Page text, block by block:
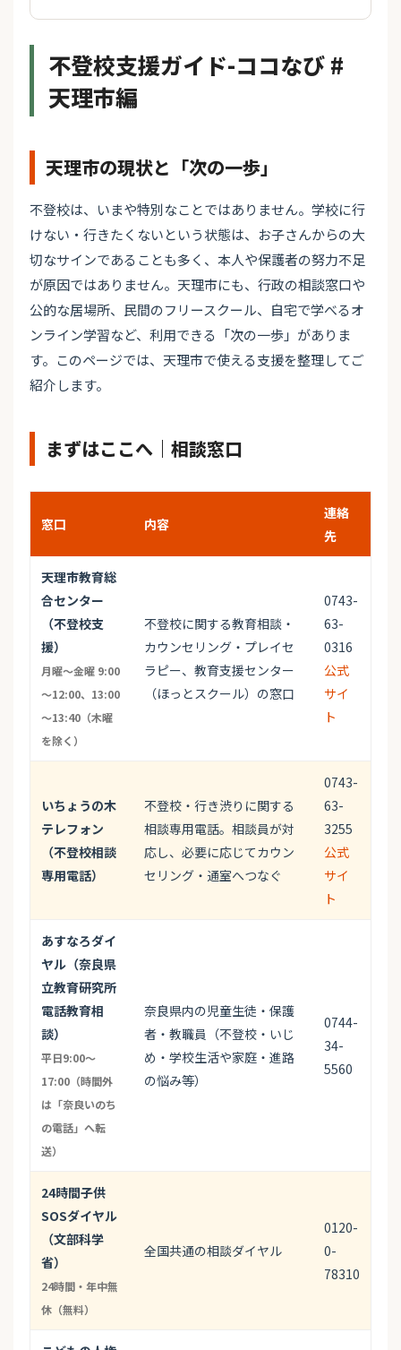
不登校支援ガイド-ココなび #
天理市編
天理市の現状と「次の一歩」
不登校は、いまや特別なことではありません。学校に行
けない・行きたくないという状態は、お子さんからの大
切なサインであることも多く、本人や保護者の努力不足
が原因ではありません。天理市にも、行政の相談窓口や
公的な居場所、民間のフリースクール、自宅で学べるオ
ンライン学習など、利用できる「次の一歩」がありま
す。このページでは、天理市で使える支援を整理してご
紹介します。
まずはここへ｜相談窓口
窓口 内容
連絡
先
天理市教育総
合センター
（不登校支
援）
月曜～金曜 9:00
～12:00、13:00
～13:40（木曜
を除く）
不登校に関する教育相談・
カウンセリング・プレイセ
ラピー、教育支援センター
（ほっとスクール）の窓口
0743-
63-
0316
公式
サイ
ト
いちょうの木
テレフォン
（不登校相談
専用電話）
不登校・行き渋りに関する
相談専用電話。相談員が対
応し、必要に応じてカウン
セリング・通室へつなぐ
0743-
63-
3255
公式
サイ
ト
あすなろダイ
ヤル（奈良県
立教育研究所
電話教育相
談）
平日9:00〜
17:00（時間外
は「奈良いのち
の電話」へ転
送）
奈良県内の児童生徒・保護
者・教職員（不登校・いじ
め・学校生活や家庭・進路
の悩み等）
0744-
34-
5560
24時間子供
SOSダイヤル
（文部科学
省）
24時間・年中無
休（無料）
全国共通の相談ダイヤル
0120-
0-
78310